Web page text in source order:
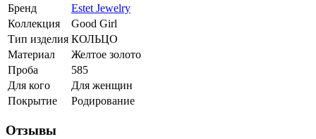
Бренд
Estet Jewelry
Коллекция
Good Girl
Тип изделия КОЛЬЦО
Материал
Желтое золото
Проба
585
Для кого
Для женщин
Покрытие
Родирование
Отзывы